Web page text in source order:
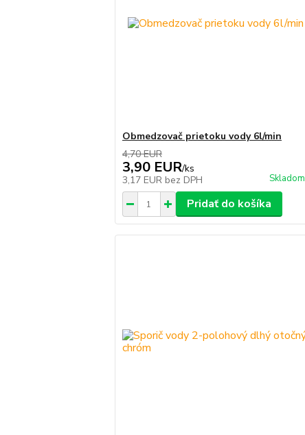
Obmedzovač prietoku vody 6l/min
4,70 EUR
3,90 EUR/ks
3,17 EUR bez DPH Skladom
Pridať do košíka